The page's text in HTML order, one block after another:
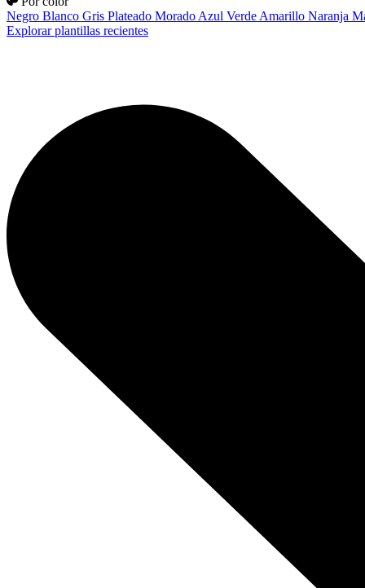
Negro Blanco Gris Plateado Morado Azul Verde Amarillo Naranja
Explorar plantillas recientes